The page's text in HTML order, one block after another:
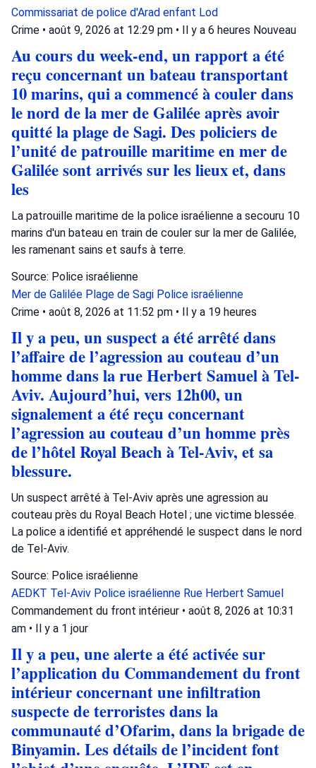
Commissariat de police d'Arad enfant Lod
Crime • août 9, 2026 at 12:29 pm • Il y a 6 heures Nouveau
Au cours du week-end, un rapport a été
reçu concernant un bateau transportant
10 marins, qui a commencé à couler dans
le nord de la mer de Galilée après avoir
quitté la plage de Sagi. Des policiers de
l’unité de patrouille maritime en mer de
Galilée sont arrivés sur les lieux et, dans
les
La patrouille maritime de la police israélienne a secouru 10
marins d'un bateau en train de couler sur la mer de Galilée,
les ramenant sains et saufs à terre.
Source: Police israélienne
Mer de Galilée Plage de Sagi Police israélienne
Crime • août 8, 2026 at 11:52 pm • Il y a 19 heures
Il y a peu, un suspect a été arrêté dans
l’affaire de l’agression au couteau d’un
homme dans la rue Herbert Samuel à Tel-
Aviv. Aujourd’hui, vers 12h00, un
signalement a été reçu concernant
l’agression au couteau d’un homme près
de l’hôtel Royal Beach à Tel-Aviv, et sa
blessure.
Un suspect arrêté à Tel-Aviv après une agression au
couteau près du Royal Beach Hotel ; une victime blessée.
La police a identifié et appréhendé le suspect dans le nord
de Tel-Aviv.
Source: Police israélienne
AEDKT Tel-Aviv Police israélienne Rue Herbert Samuel
Commandement du front intérieur • août 8, 2026 at 10:31
am • Il y a 1 jour
Il y a peu, une alerte a été activée sur
l’application du Commandement du front
intérieur concernant une infiltration
suspecte de terroristes dans la
communauté d’Ofarim, dans la brigade de
Binyamin. Les détails de l’incident font